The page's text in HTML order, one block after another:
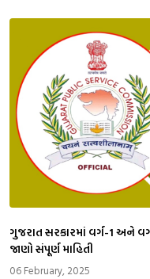
ગુજરાત સરકારમાં વર્ગ-1 અને
જાણો સંપૂર્ણ માહિતી
06 February, 2025